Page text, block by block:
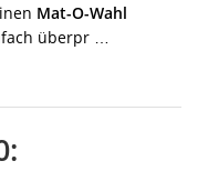
Mat-O-Wahl
überpr …